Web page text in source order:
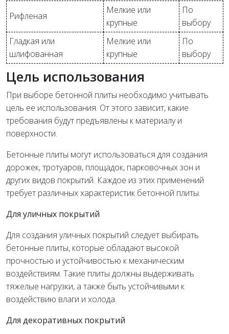
Рифленая
Мелкие или
крупные
По
выбору
Гладкая или
шлифованная
Мелкие или
крупные
По
выбору
Цель использования
При выборе бетонной плиты необходимо учитывать
цель ее использования. От этого зависит, какие
требования будут предъявлены к материалу и
поверхности.
Бетонные плиты могут использоваться для создания
дорожек, тротуаров, площадок, парковочных зон и
других видов покрытий. Каждое из этих применений
требует различных характеристик бетонной плиты.
Для уличных покрытий
Для создания уличных покрытий следует выбирать
бетонные плиты, которые обладают высокой
прочностью и устойчивостью к механическим
воздействиям. Такие плиты должны выдерживать
тяжелые нагрузки, а также быть устойчивыми к
воздействию влаги и холода.
Для декоративных покрытий